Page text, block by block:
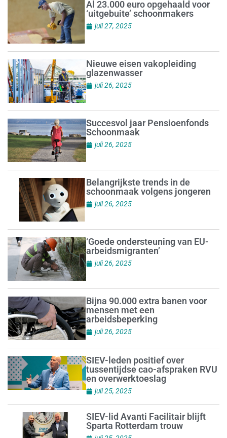
Al 23.000 euro opgehaald voor
‘uitgebuite’ schoonmakers
juli 27, 2025
Nieuwe eisen vakopleiding
glazenwasser
juli 26, 2025
Succesvol jaar Pensioenfonds
Schoonmaak
juli 26, 2025
Belangrijkste trends in de
schoonmaak volgens jongeren
juli 26, 2025
‘Goede ondersteuning van EU-
arbeidsmigranten’
juli 26, 2025
Bijna 90.000 extra banen voor
mensen met een
arbeidsbeperking
juli 26, 2025
SIEV-leden positief over
tussentijdse cao-afspraken RVU
en overwerktoeslag
juli 25, 2025
SIEV-lid Avanti Facilitair blijft
Sparta Rotterdam trouw